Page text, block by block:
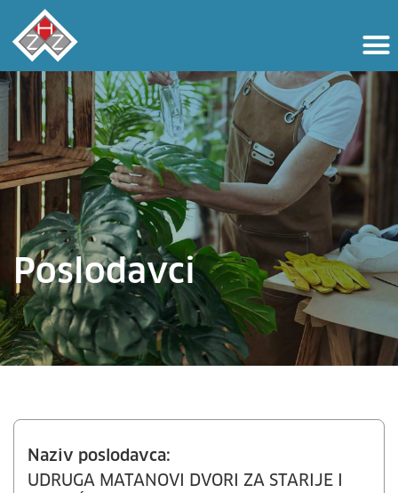
Poslodavci
Naziv poslodavca:
UDRUGA MATANOVI DVORI ZA STARIJE I